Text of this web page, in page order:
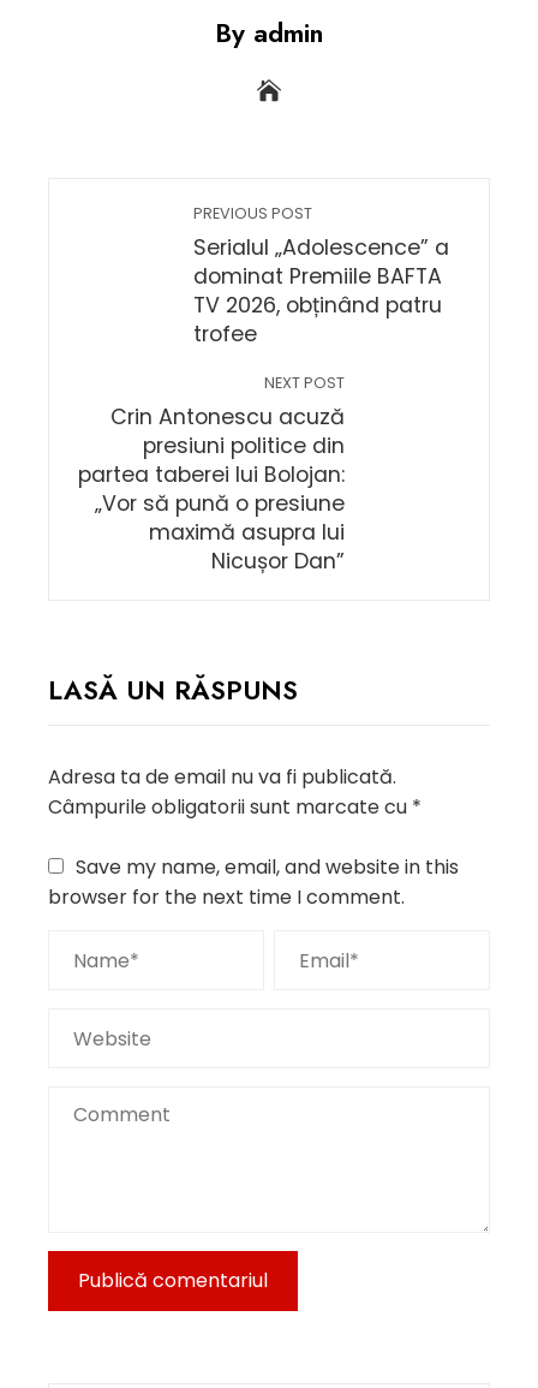
By admin
PREVIOUS POST
Serialul „Adolescence” a
dominat Premiile BAFTA
TV 2026, obținând patru
trofee
NEXT POST
Crin Antonescu acuză
presiuni politice din
partea taberei lui Bolojan:
„Vor să pună o presiune
maximă asupra lui
Nicușor Dan”
LASĂ UN RĂSPUNS
Adresa ta de email nu va fi publicată.
Câmpurile obligatorii sunt marcate cu *
Save my name, email, and website in this
browser for the next time I comment.